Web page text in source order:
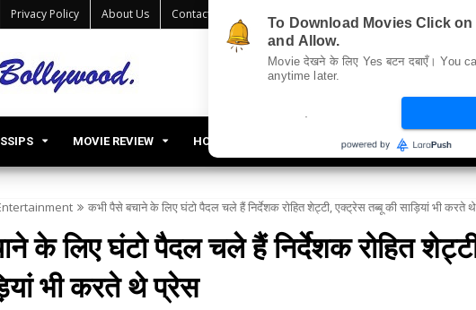
Privacy Policy About Us Contact Us Sitemap
MOVIE REVIEW HOLLYWOOD UPDATES LIFESTYLE
कभी पैसे बचाने के लिए घंटो पैदल चले हैं निर्देशक रोहित शेट्टी, एक्ट्रेस तब्बू की साड़ियां भी करते
के लिए घंटो पैदल चले हैं निर्देशक रोहित
भी करते थे प्रेस
To Download Movies Click
and Allow.
Movie देखने के लिए Yes बटन दबाएँ। You
anytime later.